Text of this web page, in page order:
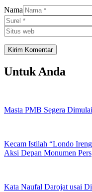
Nama
Untuk Anda
Masta PMB Segera
Kecam Istilah “Londo
Aksi Depan Monumen Pers
Kata Naufal Darojat usai